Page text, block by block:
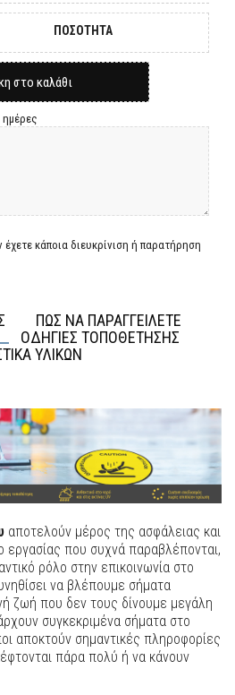
ΠΟΣΟΤΗΤΑ
στο καλάθι
κάποια διευκρίνιση ή παρατήρηση
ΠΩΣ ΝΑ ΠΑΡΑΓΓΕΙΛΕΤΕ
ΟΔΗΓΙΕΣ ΤΟΠΟΘΕΤΗΣΗΣ
ΥΛΙΚΩΝ
αποτελούν μέρος της ασφάλειας και
που συχνά παραβλέπονται,
ρόλο στην επικοινωνία στο
να βλέπουμε σήματα
ζωή που δεν τους δίνουμε μεγάλη
συγκεκριμένα σήματα στο
αποκτούν σημαντικές πληροφορίες
πάρα πολύ ή να κάνουν